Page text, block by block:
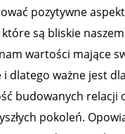
pozytywne
które są bliskie
wartości mające
dlatego ważne jest
budowanych relacji
pokoleń.